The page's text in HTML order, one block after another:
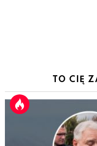
TO CIĘ